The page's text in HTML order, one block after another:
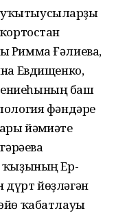
Римма Ғәлиева,
Евдищенко,
баш
фәндәре
йәмғиәте
ҡыҙының Ер-
дүрт йөҙләгән
ҡабатлауы